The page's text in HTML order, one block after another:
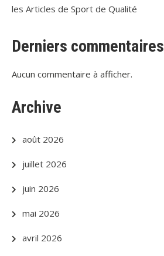
les Articles de Sport de Qualité
Derniers commentaires
Aucun commentaire à afficher.
Archive
août 2026
juillet 2026
juin 2026
mai 2026
avril 2026